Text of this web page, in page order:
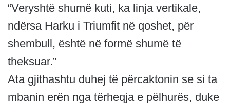
“Veryshtë shumë kuti, ka linja vertikale,
ndërsa Harku i Triumfit në qoshet, për
shembull, është në formë shumë të
theksuar.”
Ata gjithashtu duhej të përcaktonin se si ta
mbanin erën nga tërheqja e pëlhurës, duke